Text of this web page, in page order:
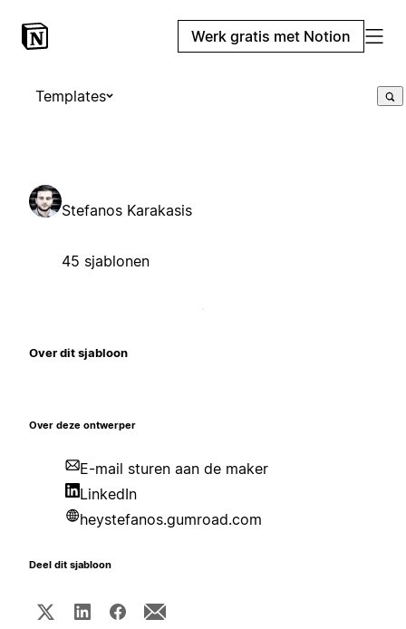
Werk gratis met Notion
Templates
Stefanos Karakasis
45 sjablonen
Over dit sjabloon
Over deze ontwerper
E-mail sturen aan de maker
LinkedIn
heystefanos.gumroad.com
Deel dit sjabloon